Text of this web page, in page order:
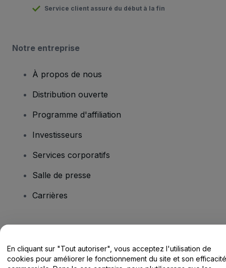
Service client assuré du début à la fin
Notre entreprise
À propos de nous
Distribution ouverte
Programme d'affiliation
Investisseurs
Services corporatifs
Salle de presse
Carrières
Centre d'assistance / Nous contacter
En cliquant sur "Tout autoriser", vous acceptez l'utilisation de
cookies pour améliorer le fonctionnement du site et son efficacité